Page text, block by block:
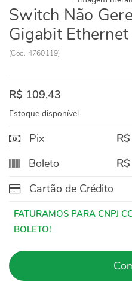
Switch Não
Gigabit
(Cód. 4760119)
R$ 109,43
Estoque disponível
Pix
Boleto
Cartão de Crédito